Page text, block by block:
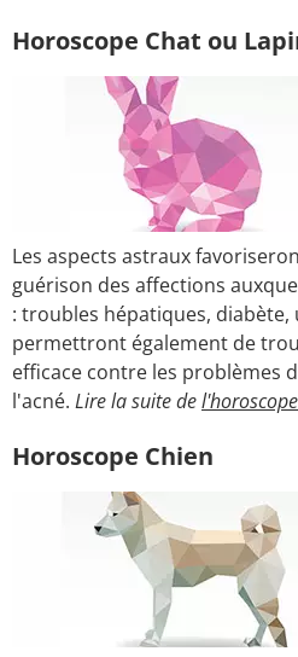
Horoscope Chat ou
Les aspects astraux
guérison des affections
: troubles hépatiques, diabète,
permettront également de
efficace contre les problèmes
l'acné. Lire la suite de
Horoscope Chien